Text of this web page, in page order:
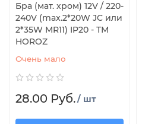
Бра (мат. хром) 12V / 220-
240V (max.2*20W JC или
2*35W MR11) IP20 - ТМ
HOROZ
Очень мало
28.00 Руб./ шт